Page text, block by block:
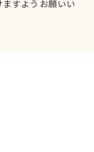
すようお願いい